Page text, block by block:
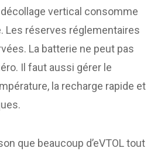
vertical consomme
Les réserves réglementaires
La batterie ne peut pas
Il faut aussi gérer le
la recharge rapide et
que beaucoup d’eVTOL tout